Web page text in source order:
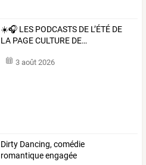
☀️🎧 LES PODCASTS DE L’ÉTÉ DE
LA PAGECULTURE DE…
3 août 2026
Dirty Dancing, comédie
romantique engagée